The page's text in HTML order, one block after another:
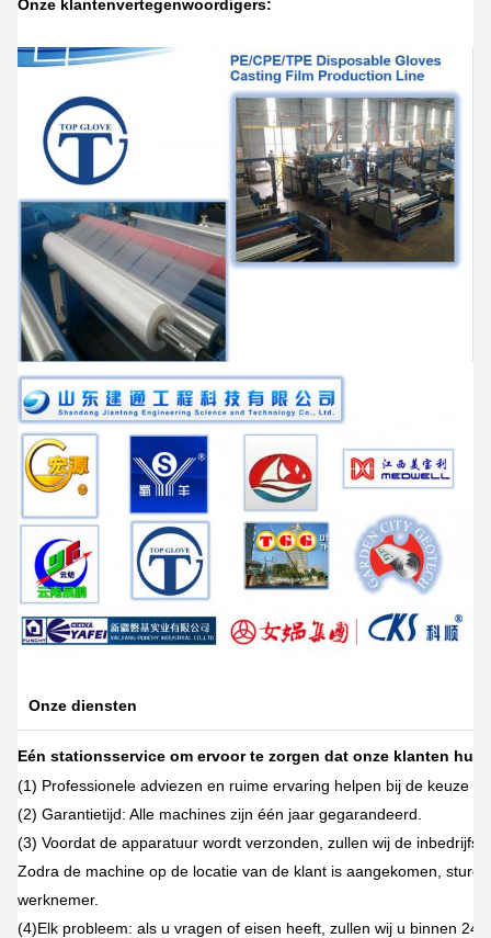
Onze klantenvertegenwoordigers:
Onze diensten
Eén stationsservice om ervoor te zorgen dat onze klanten
(1) Professionele adviezen en ruime ervaring helpen bij de keuze
(2) Garantietijd: Alle machines zijn één jaar gegarandeerd.
(3) Voordat de apparatuur wordt verzonden, zullen wij de
Zodra de machine op de locatie van de klant is aangekomen,
werknemer.
(4)Elk probleem: als u vragen of eisen heeft, zullen wij u binnen 24